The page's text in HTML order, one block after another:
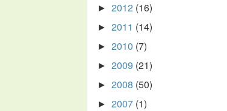
► 2012 (16)
► 2011 (14)
► 2010 (7)
► 2009 (21)
► 2008 (50)
► 2007 (1)